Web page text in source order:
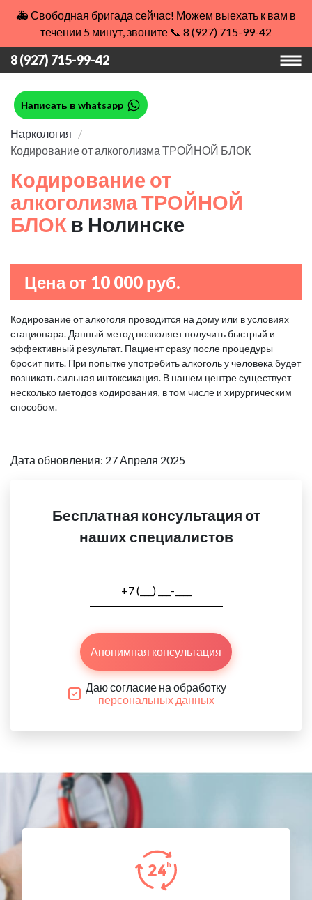
🚑 Свободная бригада сейчас! Можем выехать к вам в
течении 5 минут, звоните 📞 8 (927) 715-99-42
8 (927) 715-99-42
Написать в whatsapp
Наркология
Кодирование от алкоголизма ТРОЙНОЙ БЛОК
Кодирование от
алкоголизма ТРОЙНОЙ
БЛОК в Нолинске
Цена от 10 000 руб.
Кодирование от алкоголя проводится на дому или в условиях
стационара. Данный метод позволяет получить быстрый и
эффективный результат. Пациент сразу после процедуры
бросит пить. При попытке употребить алкоголь у человека будет
возникать сильная интоксикация. В нашем центре существует
несколько методов кодирования, в том числе и хирургическим
способом.
Дата обновления: 27 Апреля 2025
Бесплатная консультация от
наших специалистов
Анонимная консультация
Даю согласие на обработку
персональных данных